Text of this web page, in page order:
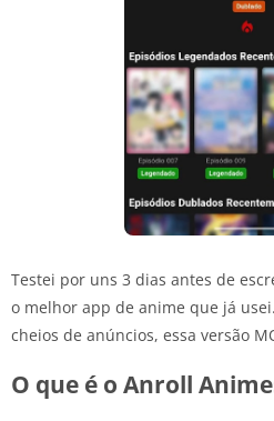
Testei por uns 3 dias antes de
o melhor app de anime que já
cheios de anúncios, essa versão
O que é o Anroll